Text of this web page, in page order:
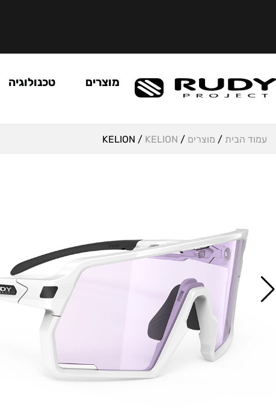
מוצרים טכנולוגיה
עמוד הבית / מוצרים /
KELION
/ KELION